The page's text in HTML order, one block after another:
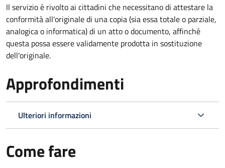
Il servizio è rivolto ai cittadini che necessitano di attestare la
conformità all'originale di una copia (sia essa totale o parziale,
analogica o informatica) di un atto o documento, affinché
questa possa essere validamente prodotta in sostituzione
dell'originale.
Approfondimenti
Ulteriori informazioni
Come fare